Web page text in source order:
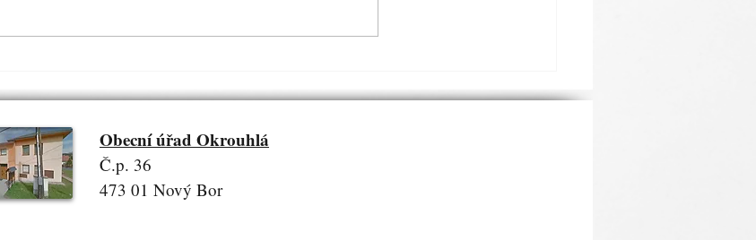
Obecní úřad Okrouhlá
Č.p. 36
473 01 Nový Bor